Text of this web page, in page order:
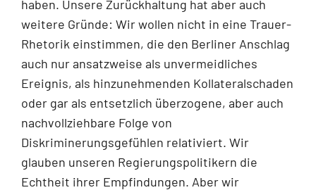
haben. Unsere Zurückhaltung hat aber auch
weitere Gründe: Wir wollen nicht in eine Trauer-
Rhetorik einstimmen, die den Berliner Anschlag
auch nur ansatzweise als unvermeidliches
Ereignis, als hinzunehmenden Kollateralschaden
oder gar als entsetzlich überzogene, aber auch
nachvollziehbare Folge von
Diskriminerungsgefühlen relativiert. Wir
glauben unseren Regierungspolitikern die
Echtheit ihrer Empfindungen. Aber wir